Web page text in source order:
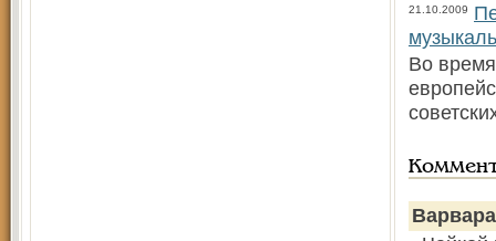
21.10.2009
Во